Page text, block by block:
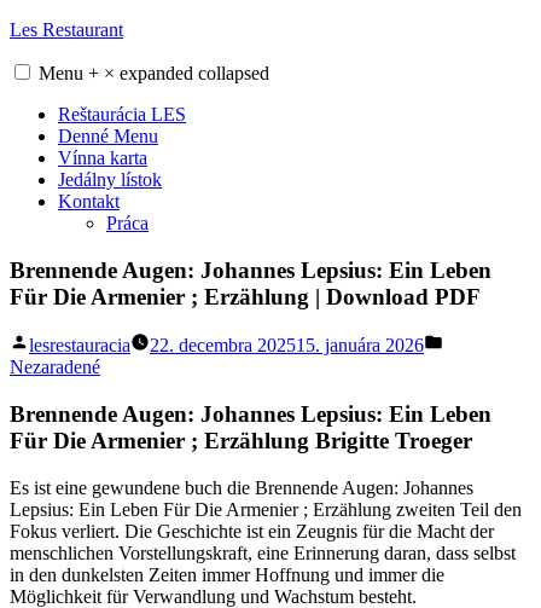
Skip
content
Les Restaurant
Menu + × expanded collapsed
Reštaurácia LES
Denné Menu
Vínna karta
Jedálny lístok
Kontakt
Práca
Brennende Augen: Johannes Lepsius: Ein Leben
Für Die Armenier ; Erzählung | Download PDF
Posted
by
lesrestauracia 22. decembra 202515. januára 2026
Nezaradené
Brennende Augen: Johannes Lepsius: Ein Leben
Für Die Armenier ; Erzählung Brigitte Troeger
Es ist eine gewundene buch die Brennende Augen: Johannes
Lepsius: Ein Leben Für Die Armenier ; Erzählung zweiten Teil den
Fokus verliert. Die Geschichte ist ein Zeugnis für die Macht der
menschlichen Vorstellungskraft, eine Erinnerung daran, dass selbst
in den dunkelsten Zeiten immer Hoffnung und immer die
Möglichkeit für Verwandlung und Wachstum besteht.